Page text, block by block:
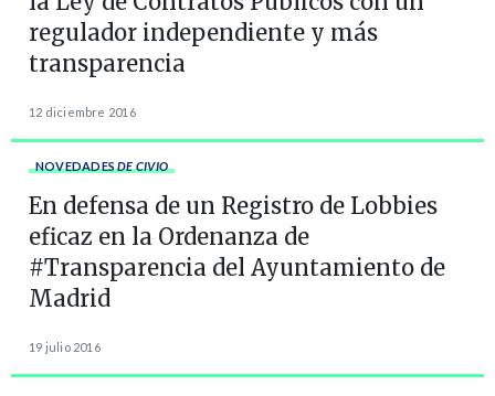
regulador independiente y más
transparencia
12 diciembre 2016
NOVEDADES DE CIVIO
En defensa de un Registro de Lobbies
eficaz en la Ordenanza de
#Transparencia del Ayuntamiento de
Madrid
19 julio 2016